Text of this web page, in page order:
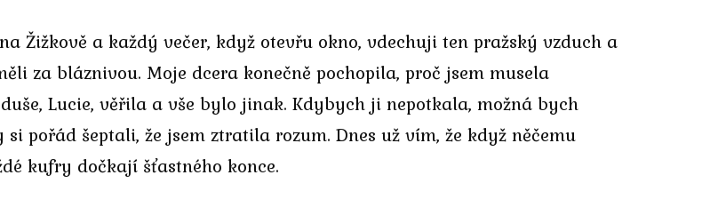
Žižkově a každý večer, když otevřu okno, vdechuji ten pražský vzduch a
za bláznivou. Moje dcera konečně pochopila, proč jsem musela
Lucie, věřila a vše bylo jinak. Kdybych ji nepotkala, možná bych
pořád šeptali, že jsem ztratila rozum. Dnes už vím, že když něčemu
kufry dočkají šťastného konce.